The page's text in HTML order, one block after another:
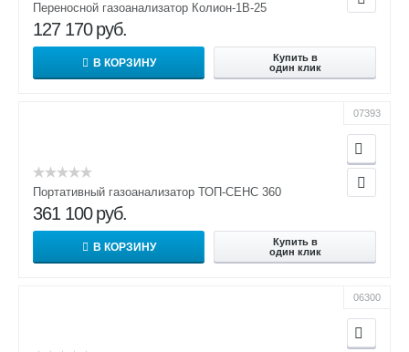
Переносной газоанализатор Колион-1В-25
127 170 руб.
В КОРЗИНУ
Купить в
один клик
07393
Портативный газоанализатор ТОП-СЕНС 360
361 100 руб.
В КОРЗИНУ
Купить в
один клик
06300